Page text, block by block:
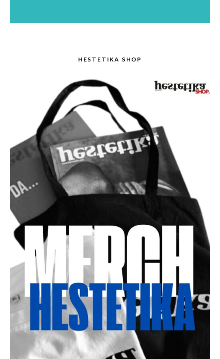
HESTETIKA SHOP